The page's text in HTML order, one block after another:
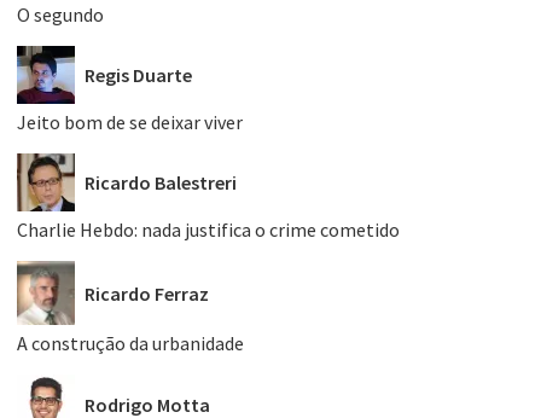
O segundo
Regis Duarte
Jeito bom de se deixar viver
Ricardo Balestreri
Charlie Hebdo: nada justifica o crime cometido
Ricardo Ferraz
A construção da urbanidade
Rodrigo Motta